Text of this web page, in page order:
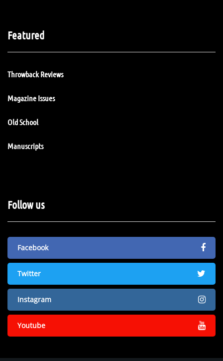
Featured
Throwback Reviews
Magazine Issues
Old School
Manuscripts
Follow us
Facebook
Twitter
Instagram
Youtube